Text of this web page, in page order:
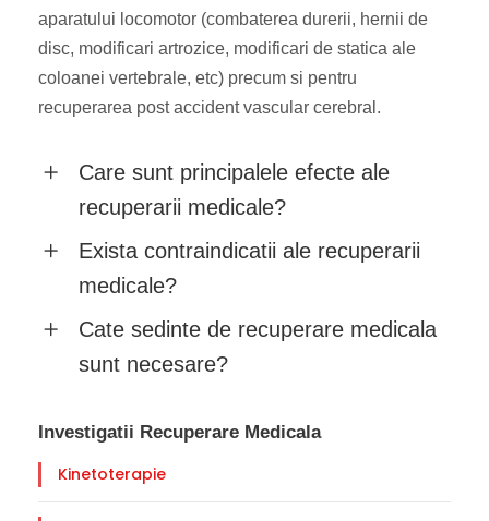
aparatului locomotor (combaterea durerii, hernii de
disc, modificari artrozice, modificari de statica ale
coloanei vertebrale, etc) precum si pentru
recuperarea post accident vascular cerebral.
Care sunt principalele efecte ale
recuperarii medicale?
Exista contraindicatii ale recuperarii
medicale?
Cate sedinte de recuperare medicala
sunt necesare?
Investigatii Recuperare Medicala
Kinetoterapie